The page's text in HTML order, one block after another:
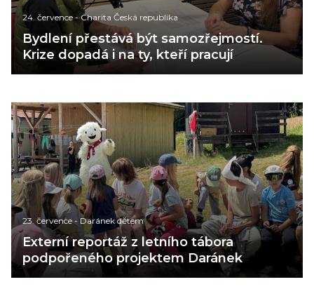
24. července -Charita Česká republika
Bydlení přestává být samozřejmostí.
Krize dopadá i na ty, kteří pracují
23. července-Daránek dětem
Externí reportáž z letního tábora
podpořeného projektem Daránek